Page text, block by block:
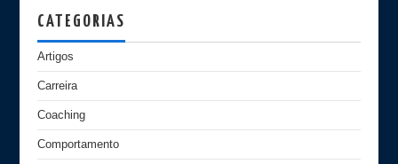
CATEGORIAS
Artigos
Carreira
Coaching
Comportamento